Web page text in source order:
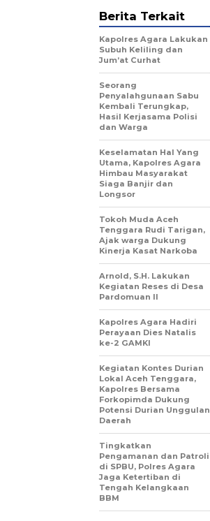
Berita Terkait
Kapolres Agara Lakukan
Subuh Keliling dan
Jum’at Curhat
Seorang
Penyalahgunaan Sabu
Kembali Terungkap,
Hasil Kerjasama Polisi
dan Warga
Keselamatan Hal Yang
Utama, Kapolres Agara
Himbau Masyarakat
Siaga Banjir dan
Longsor
Tokoh Muda Aceh
Tenggara Rudi Tarigan,
Ajak warga Dukung
Kinerja Kasat Narkoba
Arnold, S.H. Lakukan
Kegiatan Reses di Desa
Pardomuan II
Kapolres Agara Hadiri
Perayaan Dies Natalis
ke-2 GAMKI
Kegiatan Kontes Durian
Lokal Aceh Tenggara,
Kapolres Bersama
Forkopimda Dukung
Potensi Durian Unggulan
Daerah
Tingkatkan
Pengamanan dan Patroli
di SPBU, Polres Agara
Jaga Ketertiban di
Tengah Kelangkaan
BBM